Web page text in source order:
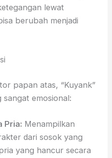
lewat
berubah menjadi
papan atas, “Kuyank”
emosional:
Pria: Menampilkan
dari sosok yang
yang hancur secara